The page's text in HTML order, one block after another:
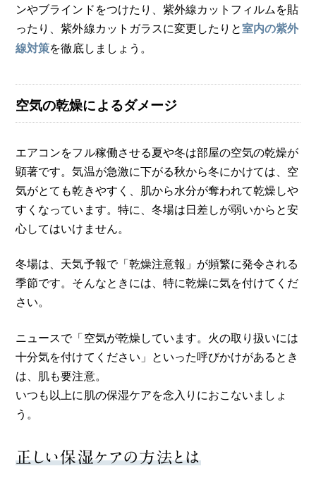
ンやブラインドをつけたり、紫外線カットフィルムを貼
ったり、紫外線カットガラスに変更したりと室内の紫外
線対策を徹底しましょう。
空気の乾燥によるダメージ
エアコンをフル稼働させる夏や冬は部屋の空気の乾燥が
顕著です。気温が急激に下がる秋から冬にかけては、空
気がとても乾きやすく、肌から水分が奪われて乾燥しや
すくなっています。特に、冬場は日差しが弱いからと安
心してはいけません。
冬場は、天気予報で「乾燥注意報」が頻繁に発令される
季節です。そんなときには、特に乾燥に気を付けてくだ
さい。
ニュースで「空気が乾燥しています。火の取り扱いには
十分気を付けてください」といった呼びかけがあるとき
は、肌も要注意。
いつも以上に肌の保湿ケアを念入りにおこないましょ
う。
正しい保湿ケアの方法とは